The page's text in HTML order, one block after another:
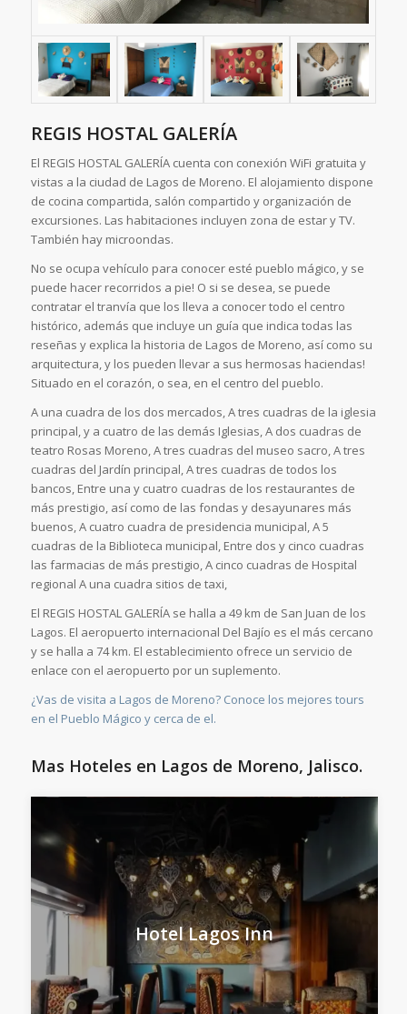
REGIS HOSTAL GALERÍA
El REGIS HOSTAL GALERÍA cuenta con conexión WiFi gratuita y
vistas a la ciudad de Lagos de Moreno. El alojamiento dispone
de cocina compartida, salón compartido y organización de
excursiones. Las habitaciones incluyen zona de estar y TV.
También hay microondas.
No se ocupa vehículo para conocer esté pueblo mágico, y se
puede hacer recorridos a pie! O si se desea, se puede
contratar el tranvía que los lleva a conocer todo el centro
histórico, además que incluye un guía que indica todas las
reseñas y explica la historia de Lagos de Moreno, así como su
arquitectura, y los pueden llevar a sus hermosas haciendas!
Situado en el corazón, o sea, en el centro del pueblo.
A una cuadra de los dos mercados, A tres cuadras de la iglesia
principal, y a cuatro de las demás Iglesias, A dos cuadras de
teatro Rosas Moreno, A tres cuadras del museo sacro, A tres
cuadras del Jardín principal, A tres cuadras de todos los
bancos, Entre una y cuatro cuadras de los restaurantes de
más prestigio, así como de las fondas y desayunares más
buenos, A cuatro cuadra de presidencia municipal, A 5
cuadras de la Biblioteca municipal, Entre dos y cinco cuadras
las farmacias de más prestigio, A cinco cuadras de Hospital
regional A una cuadra sitios de taxi,
El REGIS HOSTAL GALERÍA se halla a 49 km de San Juan de los
Lagos. El aeropuerto internacional Del Bajío es el más cercano
y se halla a 74 km. El establecimiento ofrece un servicio de
enlace con el aeropuerto por un suplemento.
¿Vas de visita a Lagos de Moreno? Conoce los mejores tours
en el Pueblo Mágico y cerca de el.
Mas Hoteles en Lagos de Moreno, Jalisco.
Hotel Lagos Inn